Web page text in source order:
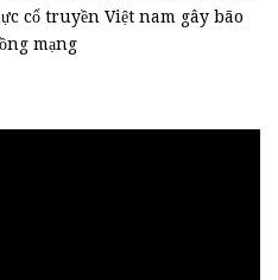
cổ truyền Việt nam gây bão
mạng